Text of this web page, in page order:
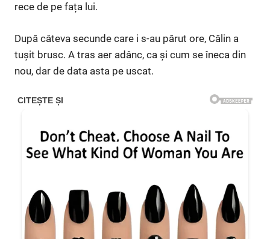
rece de pe fața lui.
După câteva secunde care i s-au părut ore, Călin a
tușit brusc. A tras aer adânc, ca și cum se îneca din
nou, dar de data asta pe uscat.